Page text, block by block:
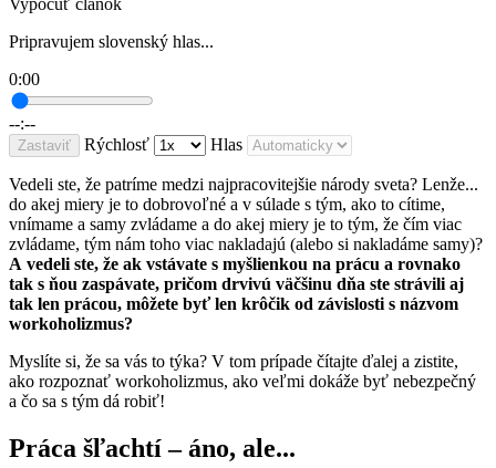
Vypočuť článok
Pripravujem slovenský hlas...
0:00
--:--
Zastaviť Rýchlosť Hlas
Vedeli ste, že patríme medzi najpracovitejšie národy sveta? Lenže...
do akej miery je to dobrovoľné a v súlade s tým, ako to cítime,
vnímame a samy zvládame a do akej miery je to tým, že čím viac
zvládame, tým nám toho viac nakladajú (alebo si nakladáme samy)?
A vedeli ste, že ak vstávate s myšlienkou na prácu a rovnako
tak s ňou zaspávate, pričom drvivú väčšinu dňa ste strávili aj
tak len prácou, môžete byť len krôčik od závislosti s názvom
workoholizmus?
Myslíte si, že sa vás to týka? V tom prípade čítajte ďalej a zistite,
ako rozpoznať workoholizmus, ako veľmi dokáže byť nebezpečný
a čo sa s tým dá robiť!
Práca šľachtí – áno, ale...